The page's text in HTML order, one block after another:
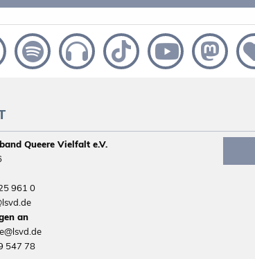
Queere Vielfalt e.V.
961 0
an
547 78